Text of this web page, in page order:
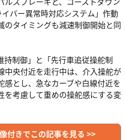
バー異常時対応システム」作動
のタイミングも減速制御開始と同
持制御」と「先行車追従操舵制
中央付近を走行中は、介入操舵が
感とし、急なカーブや白線付近を
を考慮して重めの操舵感にする変
付きでこの記事を見る >>